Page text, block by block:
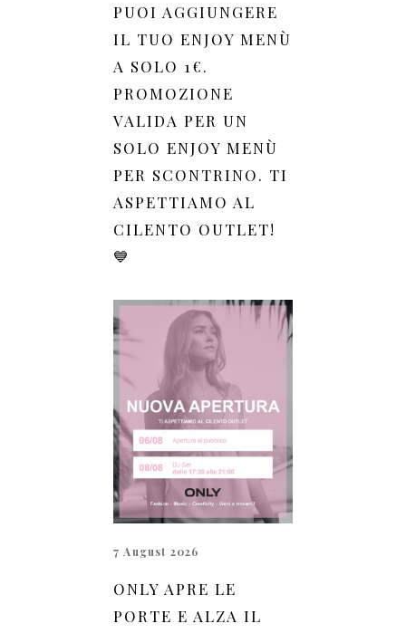
PUOI AGGIUNGERE
IL TUO ENJOY MENÙ
A SOLO 1€.
PROMOZIONE
VALIDA PER UN
SOLO ENJOY MENÙ
PER SCONTRINO. TI
ASPETTIAMO AL
CILENTO OUTLET!
💙
7 August 2026
ONLY APRE LE
PORTE E ALZA IL